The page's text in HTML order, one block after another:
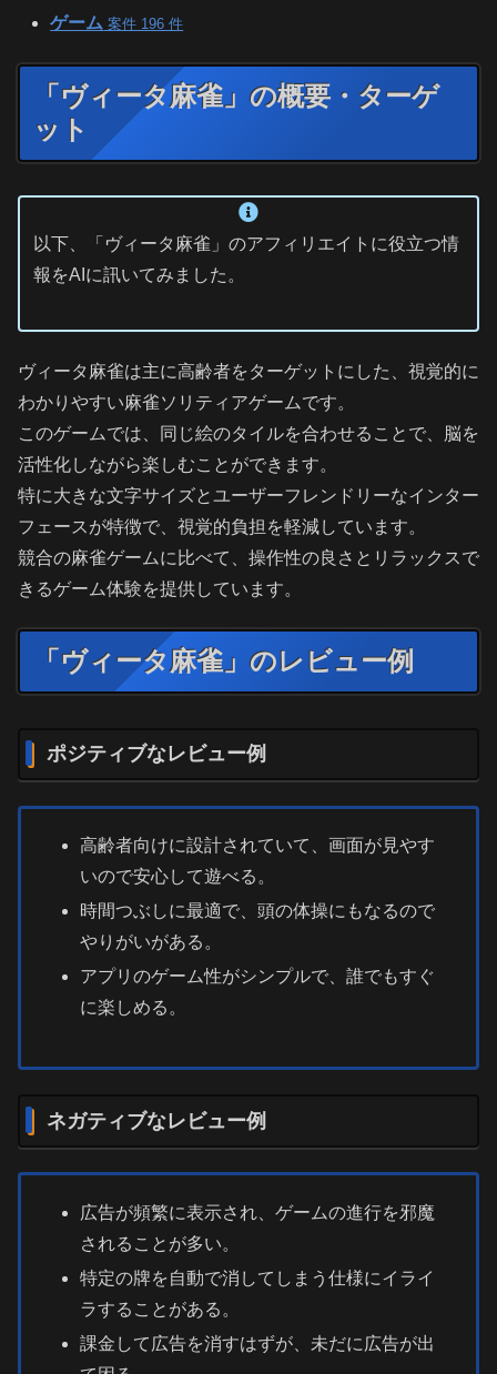
ゲーム 案件 196 件
「ヴィータ麻雀」の概要・ターゲ
ット
以下、「ヴィータ麻雀」のアフィリエイトに役立つ情
報をAIに訊いてみました。
ヴィータ麻雀は主に高齢者をターゲットにした、視覚的に
わかりやすい麻雀ソリティアゲームです。
このゲームでは、同じ絵のタイルを合わせることで、脳を
活性化しながら楽しむことができます。
特に大きな文字サイズとユーザーフレンドリーなインター
フェースが特徴で、視覚的負担を軽減しています。
競合の麻雀ゲームに比べて、操作性の良さとリラックスで
きるゲーム体験を提供しています。
「ヴィータ麻雀」のレビュー例
ポジティブなレビュー例
高齢者向けに設計されていて、画面が見やす
いので安心して遊べる。
時間つぶしに最適で、頭の体操にもなるので
やりがいがある。
アプリのゲーム性がシンプルで、誰でもすぐ
に楽しめる。
ネガティブなレビュー例
広告が頻繁に表示され、ゲームの進行を邪魔
されることが多い。
特定の牌を自動で消してしまう仕様にイライ
ラすることがある。
課金して広告を消すはずが、未だに広告が出